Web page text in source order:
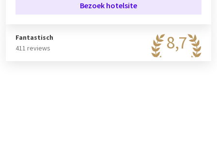
Bezoek hotelsite
8,7
Fantastisch
411 reviews